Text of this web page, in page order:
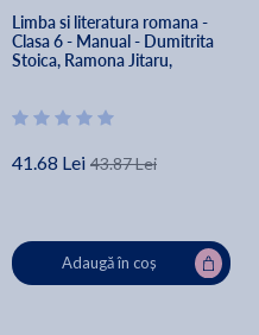
Limba si literatura romana -
Clasa 6 - Manual - Dumitrita
Stoica, Ramona Jitaru,
Petri, Ioana Trempe
41.68 Lei 43.87 Lei
Adaugă în coș